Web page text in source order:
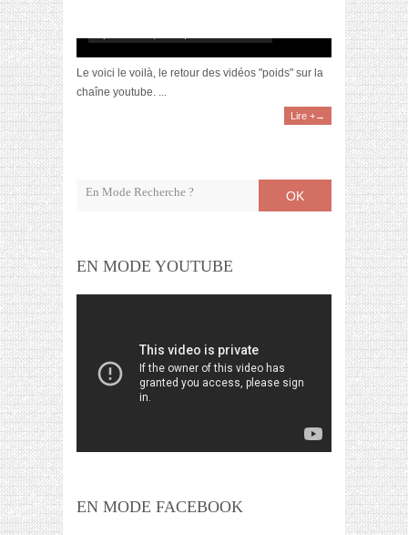
Le voici le voilà, le retour des vidéos "poids" sur la
chaîne youtube. ...
Lire +→
OK
EN MODE YOUTUBE
EN MODE FACEBOOK